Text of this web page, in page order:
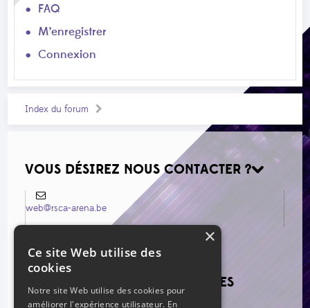
FAQ
M’enregistrer
Connexion
Index du forum
VOUS DÉSIREZ NOUS CONTACTER ?
web@rsca-arena.be
VOIR LES NOUVEAUX MESSAGES
×
Ce site Web utilise des
cookies
Notre site Web utilise des cookies pour
améliorer l'expérience utilisateur. En